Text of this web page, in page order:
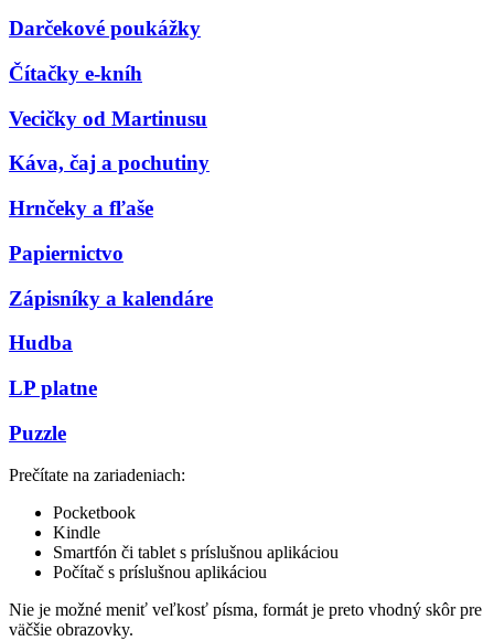
Darčekové poukážky
Čítačky e-kníh
Vecičky od Martinusu
Káva, čaj a pochutiny
Hrnčeky a fľaše
Papiernictvo
Zápisníky a kalendáre
Hudba
LP platne
Puzzle
Prečítate na zariadeniach:
Pocketbook
Kindle
Smartfón či tablet s príslušnou aplikáciou
Počítač s príslušnou aplikáciou
Nie je možné meniť veľkosť písma, formát je preto vhodný skôr pre
väčšie obrazovky.